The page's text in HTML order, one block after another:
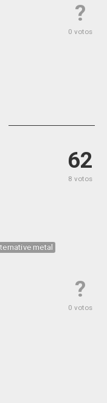
?
0 votos
62
8 votos
metal
?
0 votos